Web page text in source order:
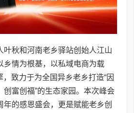
叶秋和河南老乡驿站创始人江山
乡情为根基，以私域电商为载
致力于为全国异乡老乡打造“因
创富创福”的生态家园。本次峰会
年的感恩盛会，更是赋能老乡创